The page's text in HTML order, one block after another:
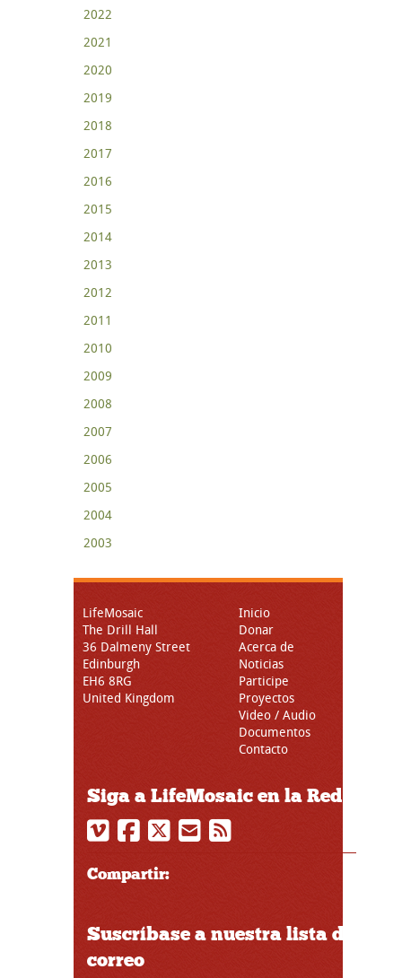
2022
2021
2020
2019
2018
2017
2016
2015
2014
2013
2012
2011
2010
2009
2008
2007
2006
2005
2004
2003
LifeMosaic
The Drill Hall
36 Dalmeny Street
Edinburgh
EH6 8RG
United Kingdom
Inicio
Donar
Acerca de
Noticias
Participe
Proyectos
Video / Audio
Documentos
Contacto
Siga a LifeMosaic en la Red
Compartir:
Suscríbase a nuestra lista de
correo